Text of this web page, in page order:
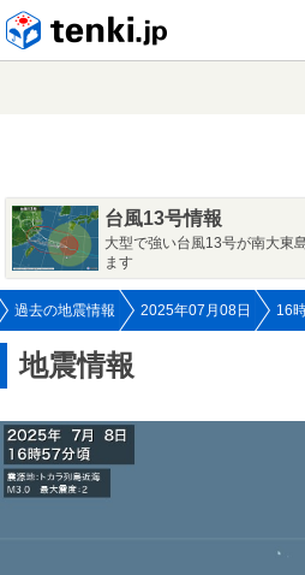
台風13号情報
大型で強い台風13号が南大東
ます
過去の地震情報 2025年07月08日 16
地震情報